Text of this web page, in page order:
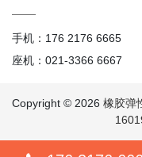
手机：176 2176 6665
座机：021-3366 6667
Copyright © 2026 橡胶弹